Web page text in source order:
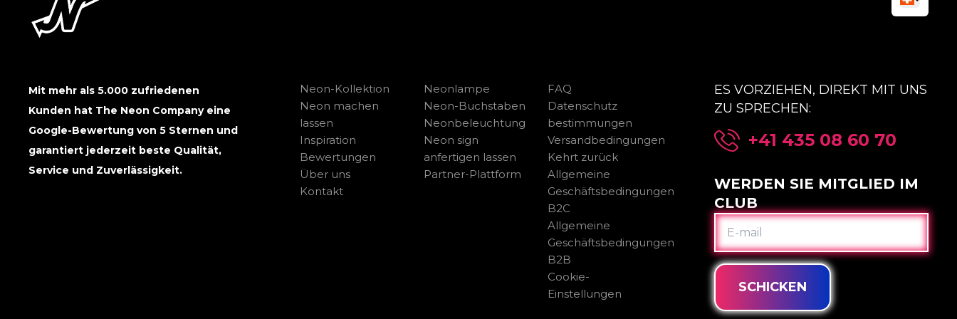
Mit mehr als 5.000 zufriedenen
Kunden hat The Neon Company eine
Google-Bewertung von 5 Sternen und
garantiert jederzeit beste Qualität,
Service und Zuverlässigkeit.
Neon-Kollektion
Neon machen
lassen
Inspiration
Bewertungen
Über uns
Kontakt
Neonlampe
Neon-Buchstaben
Neonbeleuchtung
Neon sign
anfertigen lassen
Partner-Plattform
FAQ
Datenschutz
bestimmungen
Versandbedingungen
Kehrt zurück
Allgemeine
Geschäftsbedingungen
B2C
Allgemeine
Geschäftsbedingungen
B2B
Cookie-
Einstellungen
ES VORZIEHEN, DIREKT MIT UNS
ZU SPRECHEN:
+41 435 08 60 70
WERDEN SIE MITGLIED IM
CLUB
E-
MAIL
SCHICKEN